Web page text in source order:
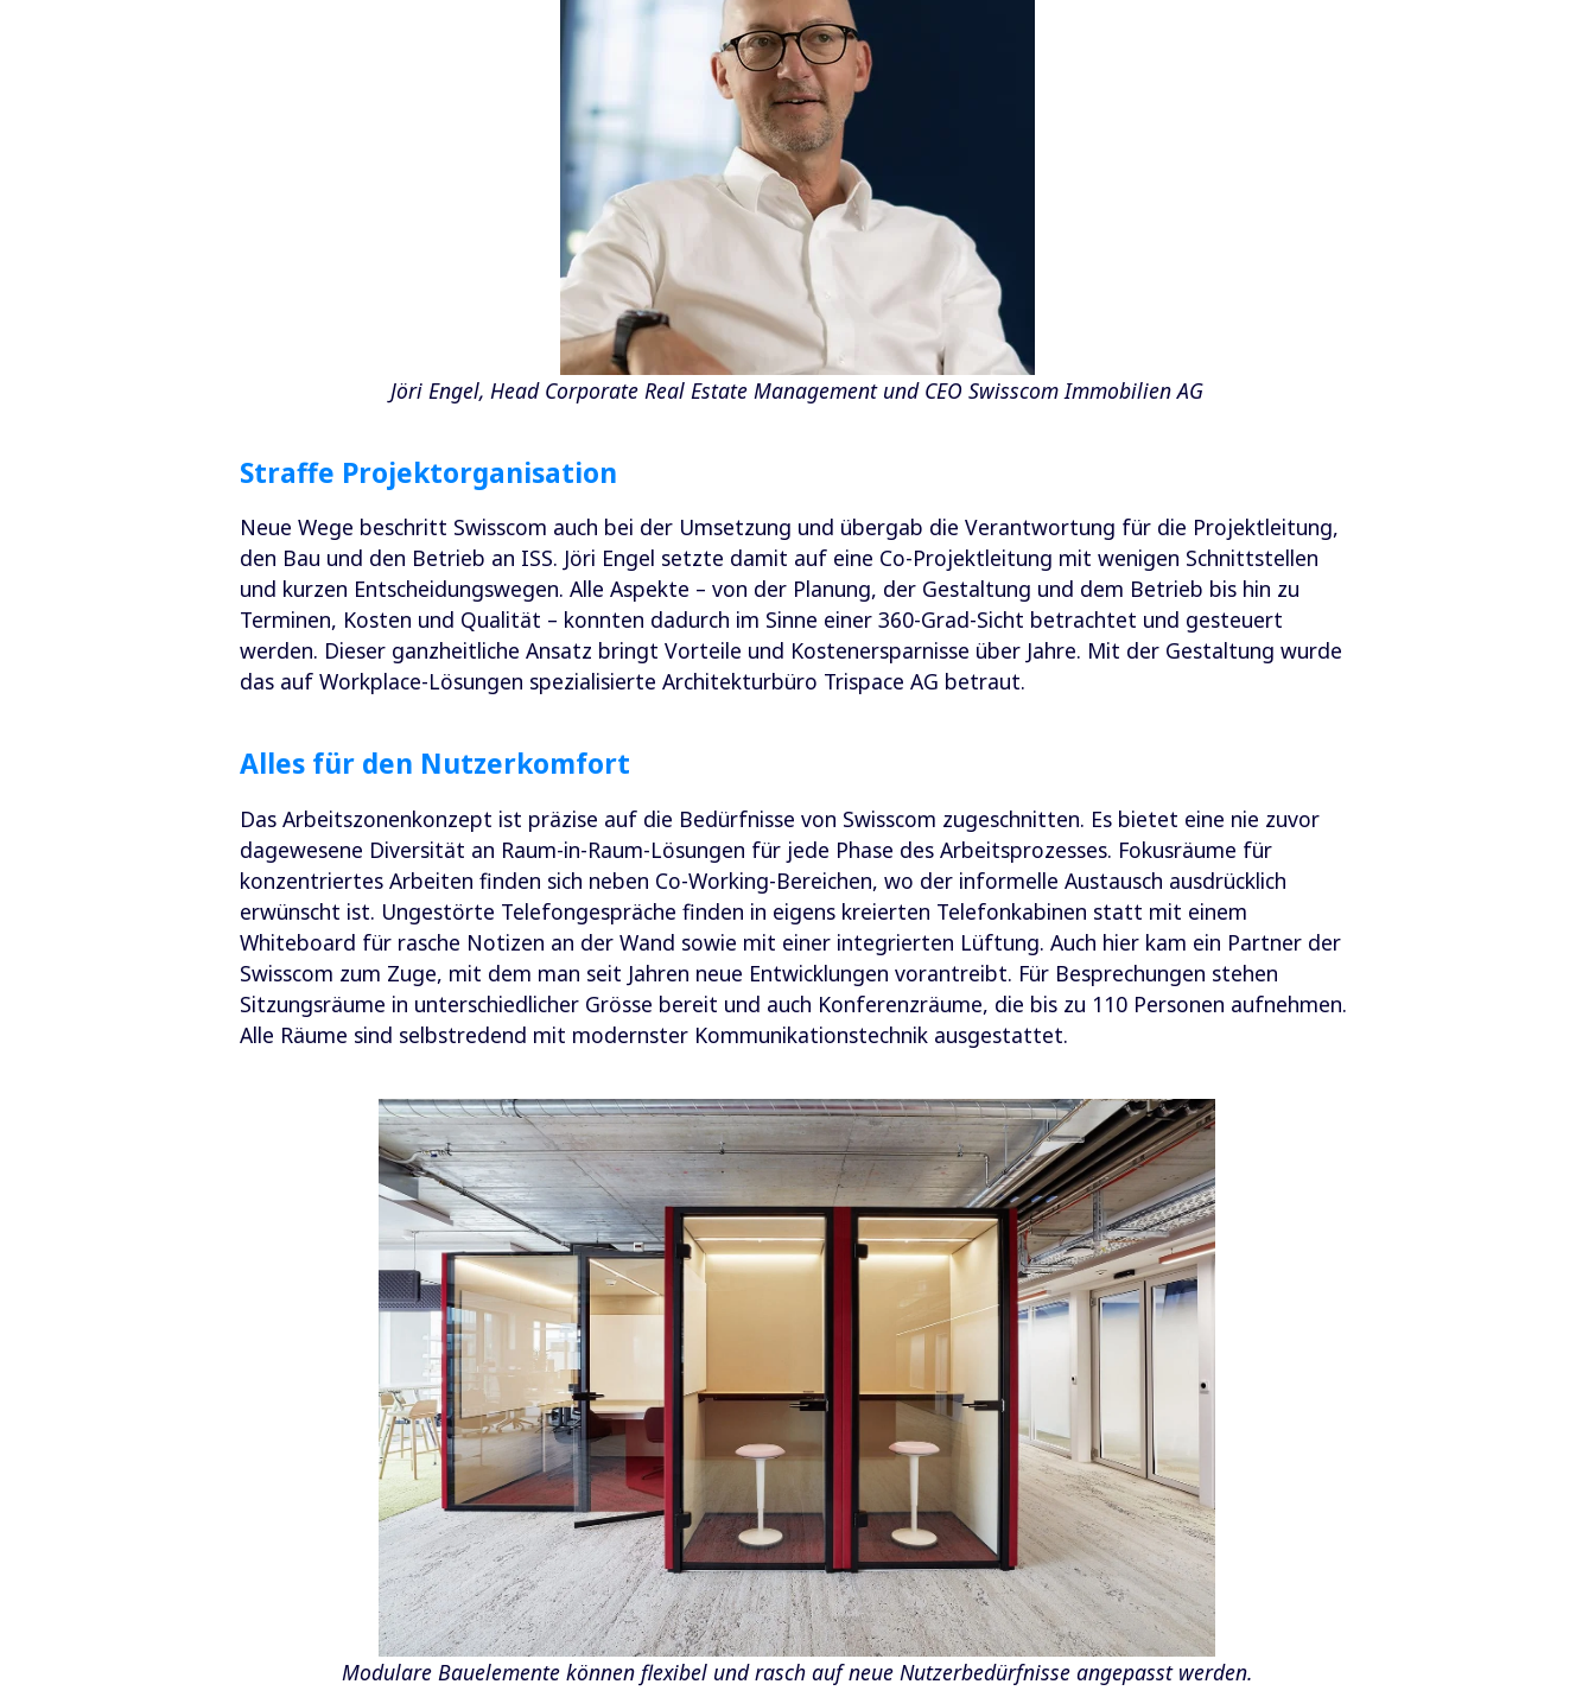
Jöri Engel, Head Corporate Real Estate Management und CEO Swisscom Immobilien AG
Straffe Projektorganisation
Neue Wege beschritt Swisscom auch bei der Umsetzung und übergab die Verantwortung für die Projektleitung,
den Bau und den Betrieb an ISS. Jöri Engel setzte damit auf eine Co-Projektleitung mit wenigen Schnittstellen
und kurzen Entscheidungswegen. Alle Aspekte – von der Planung, der Gestaltung und dem Betrieb bis hin zu
Terminen, Kosten und Qualität – konnten dadurch im Sinne einer 360-Grad-Sicht betrachtet und gesteuert
werden. Dieser ganzheitliche Ansatz bringt Vorteile und Kostenersparnisse über Jahre. Mit der Gestaltung wurde
das auf Workplace-Lösungen spezialisierte Architekturbüro Trispace AG betraut.
Alles für den Nutzerkomfort
Das Arbeitszonenkonzept ist präzise auf die Bedürfnisse von Swisscom zugeschnitten. Es bietet eine nie zuvor
dagewesene Diversität an Raum-in-Raum-Lösungen für jede Phase des Arbeitsprozesses. Fokusräume für
konzentriertes Arbeiten finden sich neben Co-Working-Bereichen, wo der informelle Austausch ausdrücklich
erwünscht ist. Ungestörte Telefongespräche finden in eigens kreierten Telefonkabinen statt mit einem
Whiteboard für rasche Notizen an der Wand sowie mit einer integrierten Lüftung. Auch hier kam ein Partner der
Swisscom zum Zuge, mit dem man seit Jahren neue Entwicklungen vorantreibt. Für Besprechungen stehen
Sitzungsräume in unterschiedlicher Grösse bereit und auch Konferenzräume, die bis zu 110 Personen aufnehmen.
Alle Räume sind selbstredend mit modernster Kommunikationstechnik ausgestattet.
Modulare Bauelemente können flexibel und rasch auf neue Nutzerbedürfnisse angepasst werden.